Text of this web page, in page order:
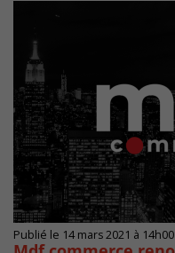
Publié le 14 mars 2021 à 14h00